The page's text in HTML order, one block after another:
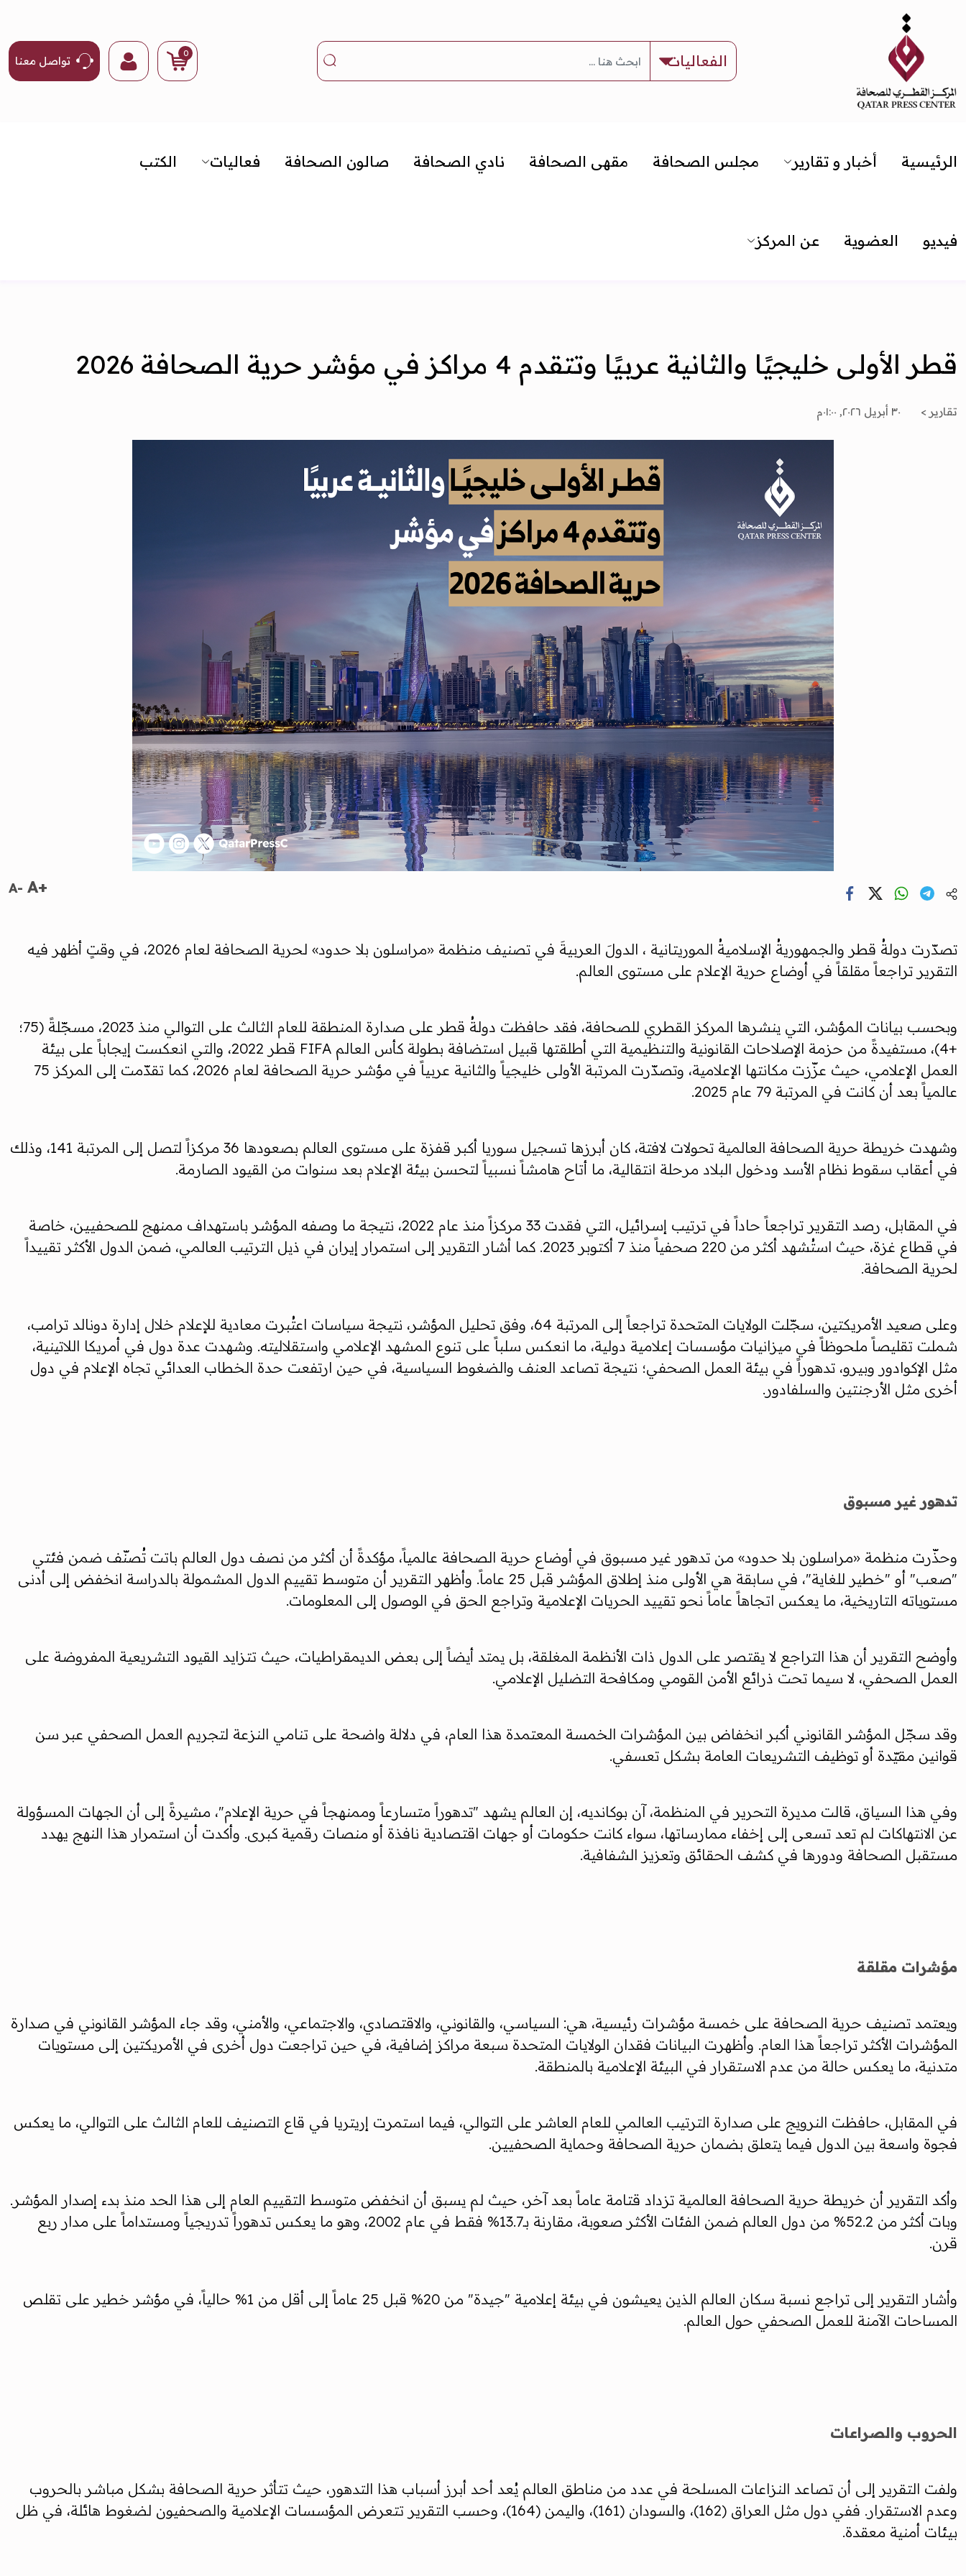
0
تواصل معنا
الرئيسية أخبار و تقارير مجلس الصحافة مقهى الصحافة نادي الصحافة صالون الصحافة فعاليات الكتب
فيديو العضوية عن المركز
قطر الأولى خليجيًا والثانية عربيًا وتتقدم 4 مراكز في مؤشر حرية الصحافة 2026
تقارير > ٣٠ أبريل ٢٠٢٦, ٠١:٠٠م
A- A+
تصدّرت دولةُ قطر والجمهوريةُ الإسلاميةُ الموريتانية ، الدولَ العربيةَ في تصنيف منظمة «مراسلون بلا حدود» لحرية الصحافة لعام 2026، في وقتٍ أظهر فيه
التقرير تراجعاً مقلقاً في أوضاع حرية الإعلام على مستوى العالم.
وبحسب بيانات المؤشر، التي ينشرها المركز القطري للصحافة، فقد حافظت دولةُ قطر على صدارة المنطقة للعام الثالث على التوالي منذ 2023، مسجّلةً (75؛
+4)، مستفيدةً من حزمة الإصلاحات القانونية والتنظيمية التي أطلقتها قبيل استضافة بطولة كأس العالم FIFA قطر 2022، والتي انعكست إيجاباً على بيئة
العمل الإعلامي، حيث عزّزت مكانتها الإعلامية، وتصدّرت المرتبة الأولى خليجياً والثانية عربياً في مؤشر حرية الصحافة لعام 2026، كما تقدّمت إلى المركز 75
عالمياً بعد أن كانت في المرتبة 79 عام 2025.
وشهدت خريطة حرية الصحافة العالمية تحولات لافتة، كان أبرزها تسجيل سوريا أكبر قفزة على مستوى العالم بصعودها 36 مركزاً لتصل إلى المرتبة 141، وذلك
في أعقاب سقوط نظام الأسد ودخول البلاد مرحلة انتقالية، ما أتاح هامشاً نسبياً لتحسن بيئة الإعلام بعد سنوات من القيود الصارمة.
في المقابل، رصد التقرير تراجعاً حاداً في ترتيب إسرائيل، التي فقدت 33 مركزاً منذ عام 2022، نتيجة ما وصفه المؤشر باستهداف ممنهج للصحفيين، خاصة
في قطاع غزة، حيث استُشهد أكثر من 220 صحفياً منذ 7 أكتوبر 2023. كما أشار التقرير إلى استمرار إيران في ذيل الترتيب العالمي، ضمن الدول الأكثر تقييداً
لحرية الصحافة.
وعلى صعيد الأمريكتين، سجّلت الولايات المتحدة تراجعاً إلى المرتبة 64، وفق تحليل المؤشر، نتيجة سياسات اعتُبرت معادية للإعلام خلال إدارة دونالد ترامب،
شملت تقليصاً ملحوظاً في ميزانيات مؤسسات إعلامية دولية، ما انعكس سلباً على تنوع المشهد الإعلامي واستقلاليته. وشهدت عدة دول في أمريكا اللاتينية،
مثل الإكوادور وبيرو، تدهوراً في بيئة العمل الصحفي؛ نتيجة تصاعد العنف والضغوط السياسية، في حين ارتفعت حدة الخطاب العدائي تجاه الإعلام في دول
أخرى مثل الأرجنتين والسلفادور.
تدهور غير مسبوق
وحذّرت منظمة «مراسلون بلا حدود» من تدهور غير مسبوق في أوضاع حرية الصحافة عالمياً، مؤكدةً أن أكثر من نصف دول العالم باتت تُصنّف ضمن فئتي
"صعب" أو "خطير للغاية"، في سابقة هي الأولى منذ إطلاق المؤشر قبل 25 عاماً. وأظهر التقرير أن متوسط تقييم الدول المشمولة بالدراسة انخفض إلى أدنى
مستوياته التاريخية، ما يعكس اتجاهاً عاماً نحو تقييد الحريات الإعلامية وتراجع الحق في الوصول إلى المعلومات.
وأوضح التقرير أن هذا التراجع لا يقتصر على الدول ذات الأنظمة المغلقة، بل يمتد أيضاً إلى بعض الديمقراطيات، حيث تتزايد القيود التشريعية المفروضة على
العمل الصحفي، لا سيما تحت ذرائع الأمن القومي ومكافحة التضليل الإعلامي.
وقد سجّل المؤشر القانوني أكبر انخفاض بين المؤشرات الخمسة المعتمدة هذا العام، في دلالة واضحة على تنامي النزعة لتجريم العمل الصحفي عبر سن
قوانين مقيّدة أو توظيف التشريعات العامة بشكل تعسفي.
وفي هذا السياق، قالت مديرة التحرير في المنظمة، آن بوكانديه، إن العالم يشهد "تدهوراً متسارعاً وممنهجاً في حرية الإعلام"، مشيرةً إلى أن الجهات المسؤولة
عن الانتهاكات لم تعد تسعى إلى إخفاء ممارساتها، سواء كانت حكومات أو جهات اقتصادية نافذة أو منصات رقمية كبرى. وأكدت أن استمرار هذا النهج يهدد
مستقبل الصحافة ودورها في كشف الحقائق وتعزيز الشفافية.
مؤشرات مقلقة
ويعتمد تصنيف حرية الصحافة على خمسة مؤشرات رئيسية، هي: السياسي، والقانوني، والاقتصادي، والاجتماعي، والأمني، وقد جاء المؤشر القانوني في صدارة
المؤشرات الأكثر تراجعاً هذا العام. وأظهرت البيانات فقدان الولايات المتحدة سبعة مراكز إضافية، في حين تراجعت دول أخرى في الأمريكتين إلى مستويات
متدنية، ما يعكس حالة من عدم الاستقرار في البيئة الإعلامية بالمنطقة.
في المقابل، حافظت النرويج على صدارة الترتيب العالمي للعام العاشر على التوالي، فيما استمرت إريتريا في قاع التصنيف للعام الثالث على التوالي، ما يعكس
فجوة واسعة بين الدول فيما يتعلق بضمان حرية الصحافة وحماية الصحفيين.
وأكد التقرير أن خريطة حرية الصحافة العالمية تزداد قتامة عاماً بعد آخر، حيث لم يسبق أن انخفض متوسط التقييم العام إلى هذا الحد منذ بدء إصدار المؤشر.
وبات أكثر من 52.2% من دول العالم ضمن الفئات الأكثر صعوبة، مقارنة بـ13.7% فقط في عام 2002، وهو ما يعكس تدهوراً تدريجياً ومستداماً على مدار ربع
قرن.
وأشار التقرير إلى تراجع نسبة سكان العالم الذين يعيشون في بيئة إعلامية "جيدة" من 20% قبل 25 عاماً إلى أقل من 1% حالياً، في مؤشر خطير على تقلص
المساحات الآمنة للعمل الصحفي حول العالم.
الحروب والصراعات
ولفت التقرير إلى أن تصاعد النزاعات المسلحة في عدد من مناطق العالم يُعد أحد أبرز أسباب هذا التدهور، حيث تتأثر حرية الصحافة بشكل مباشر بالحروب
وعدم الاستقرار. ففي دول مثل العراق (162)، والسودان (161)، واليمن (164)، وحسب التقرير تتعرض المؤسسات الإعلامية والصحفيون لضغوط هائلة، في ظل
بيئات أمنية معقدة.